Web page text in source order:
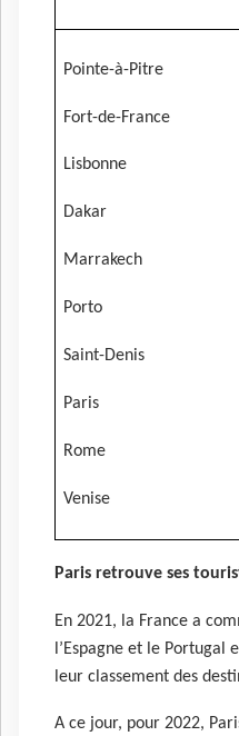
Pointe-à-Pitre
Fort-de-France
Lisbonne
Dakar
Marrakech
Porto
Saint-Denis
Paris
Rome
Venise
Paris retrouve ses
En 2021, la France a
l’Espagne et le Portugal
leur classement des
A ce jour, pour 2022,